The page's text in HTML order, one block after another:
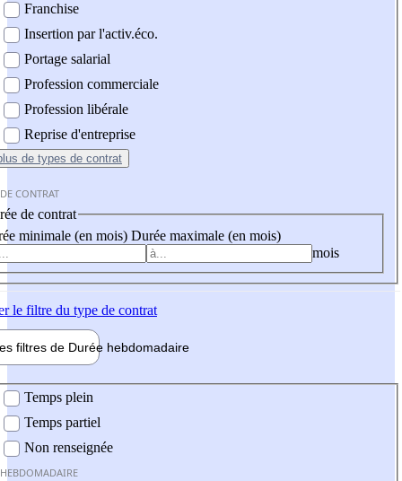
Franchise
Insertion par l'activ.éco.
Portage salarial
Profession commerciale
Profession libérale
Reprise d'entreprise
de types de contrat
CONTRAT
de contrat
minimale (en mois) Durée maximale (en mois)
mois
le filtre du type de contrat
filtres de Durée hebdomadaire
Temps plein
Temps partiel
Non renseignée